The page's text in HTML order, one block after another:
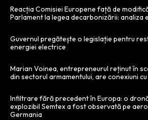
Reacția Comisiei Europene față de
Parlament la legea decarbonizării: analiza
Guvernul pregătește o legislație pentru
energiei electrice
Marian Voinea, entrepreneurul reținut în
din sectorul armamentului, are conexiuni
Infiltrare fără precedent în Europa: o
explozibil Semtex a fost observată pe
Germania